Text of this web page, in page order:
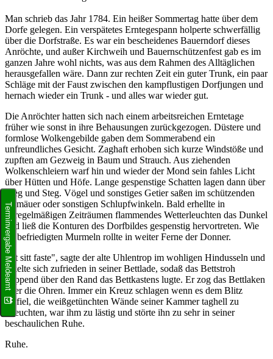
Man schrieb das Jahr 1784. Ein heißer Sommertag hatte über dem
Dorfe gelegen. Ein verspätetes Erntegespann holperte schwerfällig
über die Dorfstraße. Es war ein bescheidenes Bauerndorf dieses
Anröchte, und außer Kirchweih und Bauernschützenfest gab es im
ganzen Jahre wohl nichts, was aus dem Rahmen des Alltäglichen
herausgefallen wäre. Dann zur rechten Zeit ein guter Trunk, ein paar
Schläge mit der Faust zwischen den kampflustigen Dorfjungen und
hernach wieder ein Trunk - und alles war wieder gut.
Die Anröchter hatten sich nach einem arbeitsreichen Erntetage
früher wie sonst in ihre Behausungen zurückgezogen. Düstere und
formlose Wolkengebilde gaben dem Sommerabend ein
unfreundliches Gesicht. Zaghaft erhoben sich kurze Windstöße und
zupften am Gezweig in Baum und Strauch. Aus ziehenden
Wolkenschleiern warf hin und wieder der Mond sein fahles Licht
über Hütten und Höfe. Lange gespenstige Schatten lagen dann über
Weg und Steg. Vögel und sonstiges Getier saßen im schützenden
Gemäuer oder sonstigen Schlupfwinkeln. Bald erhellte in
unregelmäßigen Zeiträumen flammendes Wetterleuchten das Dunkel
und ließ die Konturen des Dorfbildes gespenstig hervortreten. Wie
im befriedigten Murmeln rollte in weiter Ferne der Donner.
"Et sitt faste", sagte der alte Uhlentrop im wohligen Hindusseln und
rekelte sich zufrieden in seiner Bettlade, sodaß das Bettstroh
wippend über den Rand das Bettkastens lugte. Er zog das Bettlaken
über die Ohren. Immer ein Kreuz schlagen wenn es dem Blitz
einfiel, die weißgetünchten Wände seiner Kammer taghell zu
erleuchten, war ihm zu lästig und störte ihn zu sehr in seiner
beschaulichen Ruhe.
Ruhe.
Terminvergabe Meldeamt